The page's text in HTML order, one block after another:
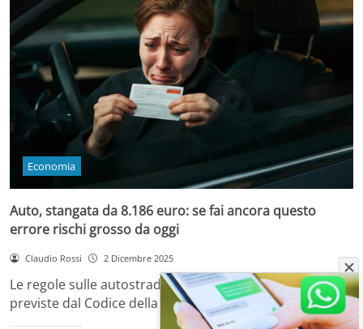
Economia
Auto, stangata da 8.186 euro: se fai ancora questo
errore rischi grosso da oggi
Claudio Rossi 2 Dicembre 2025
Le regole sulle autostrade italiane: ecco rischi, sanzioni
previste dal Codice della Strada e come…